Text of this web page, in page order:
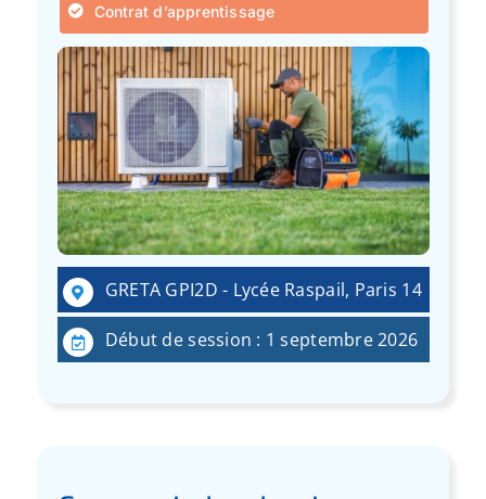
Contrat d’apprentissage
GRETA GPI2D - Lycée Raspail, Paris 14
Début de session : 1 septembre 2026